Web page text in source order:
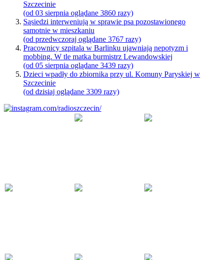
Szczecinie
(od 03 sierpnia oglądane 3860 razy)
Sąsiedzi interweniują w sprawie psa pozostawionego
samotnie w mieszkaniu
(od przedwczoraj oglądane 3767 razy)
Pracownicy szpitala w Barlinku ujawniają nepotyzm i
mobbing. W tle matka burmistrz Lewandowskiej
(od 05 sierpnia oglądane 3439 razy)
Dzieci wpadły do zbiornika przy ul. Komuny Paryskiej w
Szczecinie
(od dzisiaj oglądane 3309 razy)